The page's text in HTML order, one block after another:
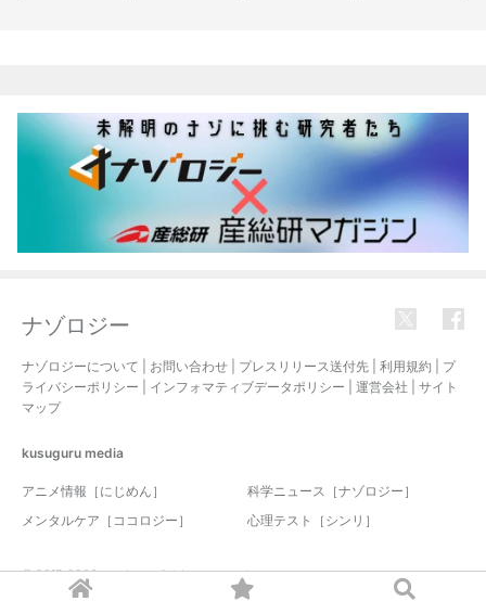
ナゾロジー
ナゾロジーについて お問い合わせ プレスリリース送付先 利用規約
プ
ライバシーポリシー
インフォマティブデータポリシー 運営会社
サイト
マップ
kusuguru media
アニメ情報［にじめん］
科学ニュース［ナゾロジー］
メンタルケア［ココロジー］
心理テスト［シンリ］
© 2017-2026 nazology. all rights reserved.